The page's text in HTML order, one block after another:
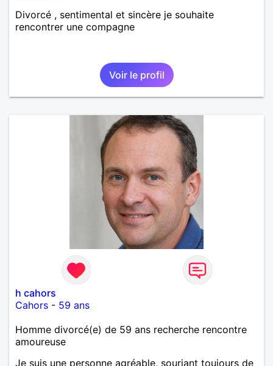
Divorcé , sentimental et sincère je souhaite
rencontrer une compagne
Voir le profil
h cahors
Cahors - 59 ans
Homme divorcé(e) de 59 ans recherche rencontre
amoureuse
Je suis une personne agréable, souriant toujours de